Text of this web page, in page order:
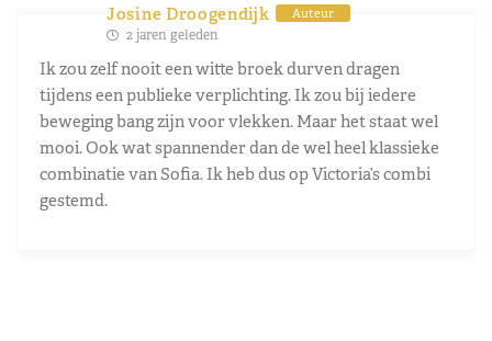
Josine Droogendijk Auteur
2 jaren geleden
Ik zou zelf nooit een witte broek durven dragen
tijdens een publieke verplichting. Ik zou bij iedere
beweging bang zijn voor vlekken. Maar het staat wel
mooi. Ook wat spannender dan de wel heel klassieke
combinatie van Sofia. Ik heb dus op Victoria’s combi
gestemd.